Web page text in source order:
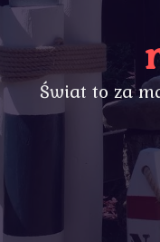
Świat to za